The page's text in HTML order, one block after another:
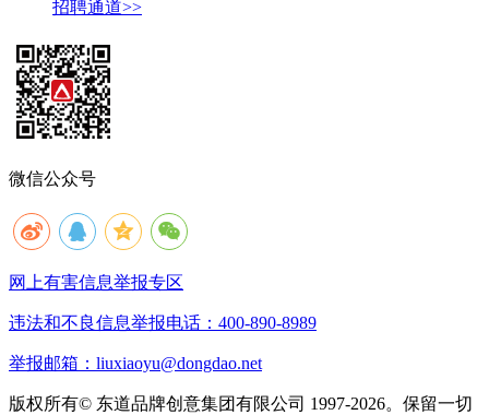
招聘通道>>
微信公众号
网上有害信息举报专区
违法和不良信息举报电话：400-890-8989
举报邮箱：liuxiaoyu@dongdao.net
版权所有© 东道品牌创意集团有限公司 1997-2026。保留一切